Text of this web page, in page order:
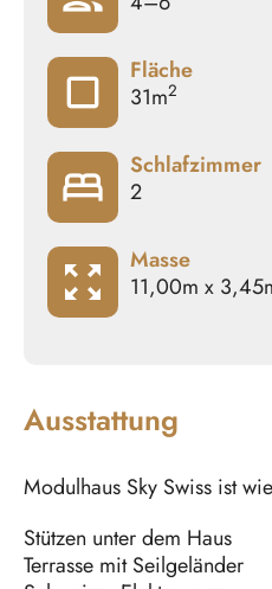
crop_square
Fläche
31m2
bed
Schlafzimmer
2
zoom_out_map
Masse
11,00m x
Ausstattung
Modulhaus Sky Swiss ist
Stützen unter dem Haus
Terrasse mit Seilgeländer